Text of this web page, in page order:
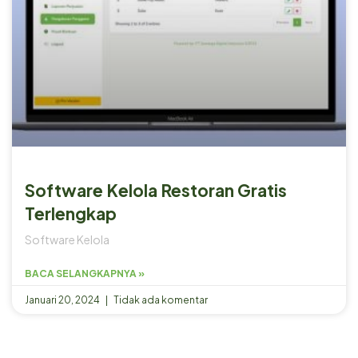
Software Kelola Restoran Gratis
Terlengkap
Software Kelola
BACA SELANGKAPNYA »
Januari 20, 2024 Tidak ada komentar